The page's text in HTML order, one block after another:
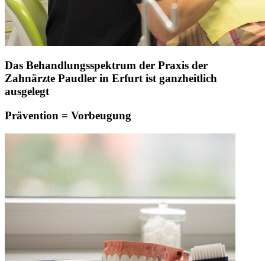
Das Behandlungsspektrum der Praxis der
Zahnärzte Paudler in Erfurt ist ganzheitlich
ausgelegt
Prävention = Vorbeugung